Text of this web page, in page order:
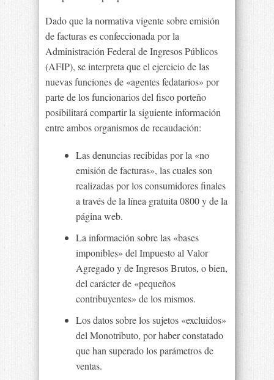
Dado que la normativa vigente sobre emisión
de facturas es confeccionada por la
Administración Federal de Ingresos Públicos
(AFIP), se interpreta que el ejercicio de las
nuevas funciones de «agentes fedatarios» por
parte de los funcionarios del fisco porteño
posibilitará compartir la siguiente información
entre ambos organismos de recaudación:
Las denuncias recibidas por la «no
emisión de facturas», las cuales son
realizadas por los consumidores finales
a través de la línea gratuita 0800 y de la
página web.
La información sobre las «bases
imponibles» del Impuesto al Valor
Agregado y de Ingresos Brutos, o bien,
del carácter de «pequeños
contribuyentes» de los mismos.
Los datos sobre los sujetos «excluidos»
del Monotributo, por haber constatado
que han superado los parámetros de
ventas.